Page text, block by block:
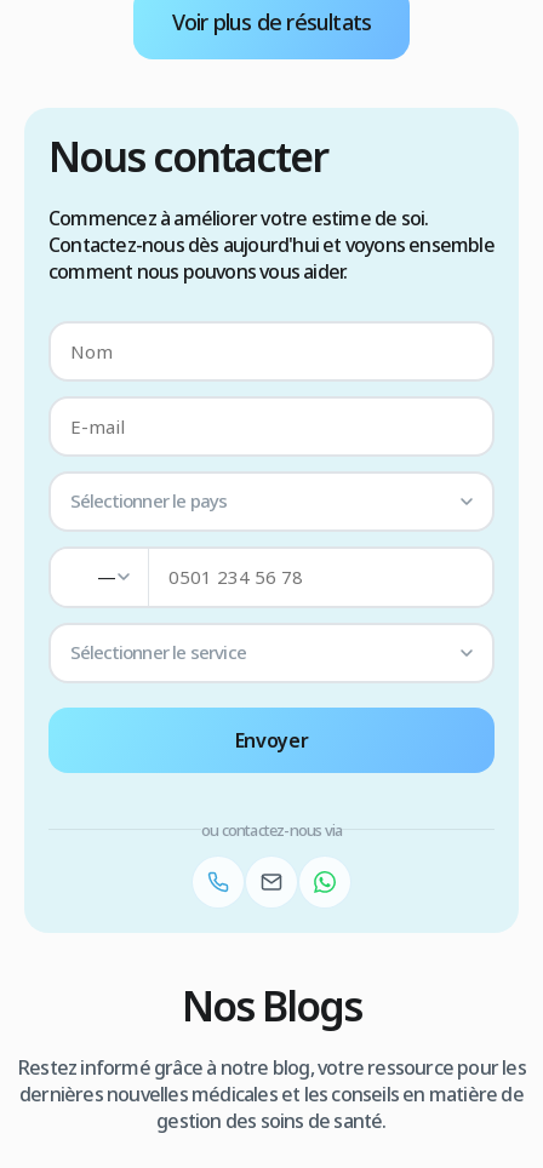
Voir plus de résultats
Nous contacter
Commencez à améliorer votre estime de soi.
Contactez-nous dès aujourd'hui et voyons ensemble
comment nous pouvons vous aider.
Sélectionner le pays
—
Sélectionner le service
Envoyer
ou contactez-nous via
Nos Blogs
Restez informé grâce à notre blog, votre ressource pour les
dernières nouvelles médicales et les conseils en matière de
gestion des soins de santé.